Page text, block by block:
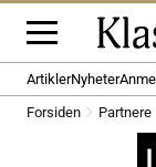
ArtiklerNyheter
Forsiden Partnere